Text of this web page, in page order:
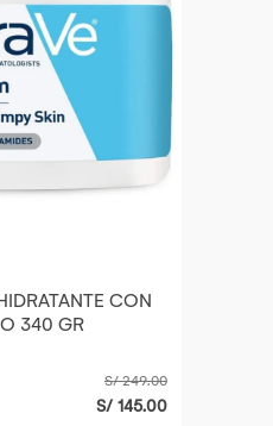
CON
340 GR
S/ 249.00
S/ 145.00